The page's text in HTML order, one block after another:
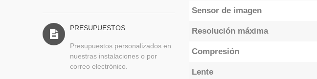
PRESUPUESTOS
Presupuestos personalizados en
nuestras instalaciones o por
correo electrónico.
Sensor de imagen
Resolución máxima
Compresión
Lente